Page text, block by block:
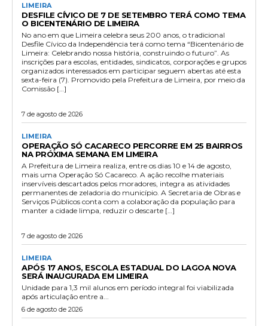
LIMEIRA
DESFILE CÍVICO DE 7 DE SETEMBRO TERÁ COMO TEMA
O BICENTENÁRIO DE LIMEIRA
No ano em que Limeira celebra seus 200 anos, o tradicional
Desfile Cívico da Independência terá como tema “Bicentenário de
Limeira: Celebrando nossa história, construindo o futuro”. As
inscrições para escolas, entidades, sindicatos, corporações e grupos
organizados interessados em participar seguem abertas até esta
sexta-feira (7). Promovido pela Prefeitura de Limeira, por meio da
Comissão […]
7 de agosto de 2026
LIMEIRA
OPERAÇÃO SÓ CACARECO PERCORRE EM 25 BAIRROS
NA PRÓXIMA SEMANA EM LIMEIRA
A Prefeitura de Limeira realiza, entre os dias 10 e 14 de agosto,
mais uma Operação Só Cacareco. A ação recolhe materiais
inservíveis descartados pelos moradores, integra as atividades
permanentes de zeladoria do município. A Secretaria de Obras e
Serviços Públicos conta com a colaboração da população para
manter a cidade limpa, reduzir o descarte […]
7 de agosto de 2026
LIMEIRA
APÓS 17 ANOS, ESCOLA ESTADUAL DO LAGOA NOVA
SERÁ INAUGURADA EM LIMEIRA
Unidade para 1,3 mil alunos em período integral foi viabilizada
após articulação entre a...
6 de agosto de 2026